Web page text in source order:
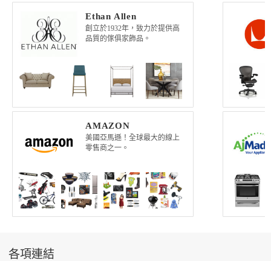
Ethan Allen
創立於1932年，致力於提供高
品質的傢俱家飾品。
AMAZON
美國亞馬遜！全球最大的線上
零售商之一。
各項連結